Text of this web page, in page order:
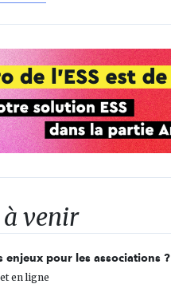
venir
pour les associations ?
en ligne